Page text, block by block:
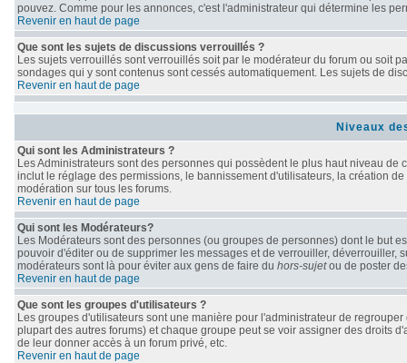
pouvez. Comme pour les annonces, c'est l'administrateur qui détermine les
Revenir en haut de page
Que sont les sujets de discussions verrouillés ?
Les sujets verrouillés sont verrouillés soit par le modérateur du forum ou soit
sondages qui y sont contenus sont cessés automatiquement. Les sujets de
Revenir en haut de page
Niveaux
Qui sont les Administrateurs ?
Les Administrateurs sont des personnes qui possèdent le plus haut niveau
inclut le réglage des permissions, le bannissement d'utilisateurs, la création
modération sur tous les forums.
Revenir en haut de page
Qui sont les Modérateurs?
Les Modérateurs sont des personnes (ou groupes de personnes) dont le but
pouvoir d'éditer ou de supprimer les messages et de verrouiller,
modérateurs sont là pour éviter aux gens de faire du hors-sujetou de poster
Revenir en haut de page
Que sont les groupes d'utilisateurs ?
Les groupes d'utilisateurs sont une manière pour l'administrateur de
plupart des autres forums) et chaque groupe peut se voir assigner des droits
de leur donner accès à un forum privé, etc.
Revenir en haut de page